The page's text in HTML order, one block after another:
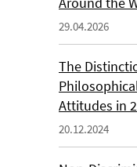
29.04.2026
The
Attitudes in
20.12.2024